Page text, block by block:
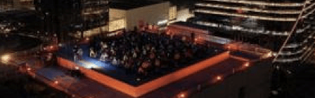
progressiva, a conferência “.Futuro | Rio 2022”
apresentou ideias e conversas de como pais, mães,
amigos, colaboradores, gestores, diretores, entre outros,
podem se adaptar e entender os impactos do avanço da
Era Digital.